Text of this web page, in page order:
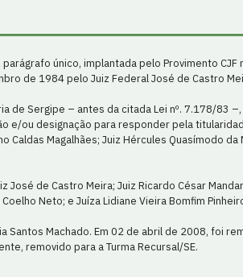
único, implantada pelo Provimento CJF
de 1984 pelo Juiz Federal José de Castro
de Sergipe – antes da citada Lei nº. 7.178/83
e/ou designação para responder pela
Magalhães; Juiz Hércules Quasímodo da
José de Castro Meira; Juiz Ricardo César
Neto; e Juíza Lidiane Vieira Bomfim
Santos Machado. Em 02 de abril de 2008, foi
removido para a Turma Recursal/SE.